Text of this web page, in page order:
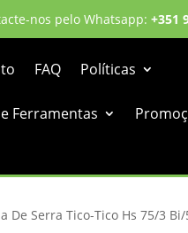
nos pelo Whatsapp: +351
FAQ Políticas
Ferramentas
De Serra Tico-Tico Hs 75/3 Bi/